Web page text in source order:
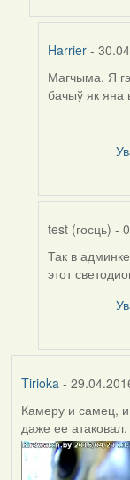
Harrier
Harrier-
In
reply
Магчыма. Я
бачыў як яна
test (госць) -
In
reply
(госць)
Так в
этот
Tirioka-
Камеру и самец,
даже ее